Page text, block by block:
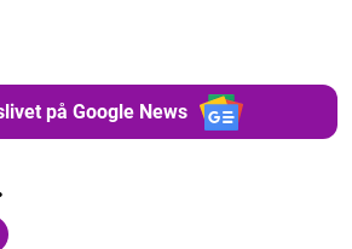
på Google News